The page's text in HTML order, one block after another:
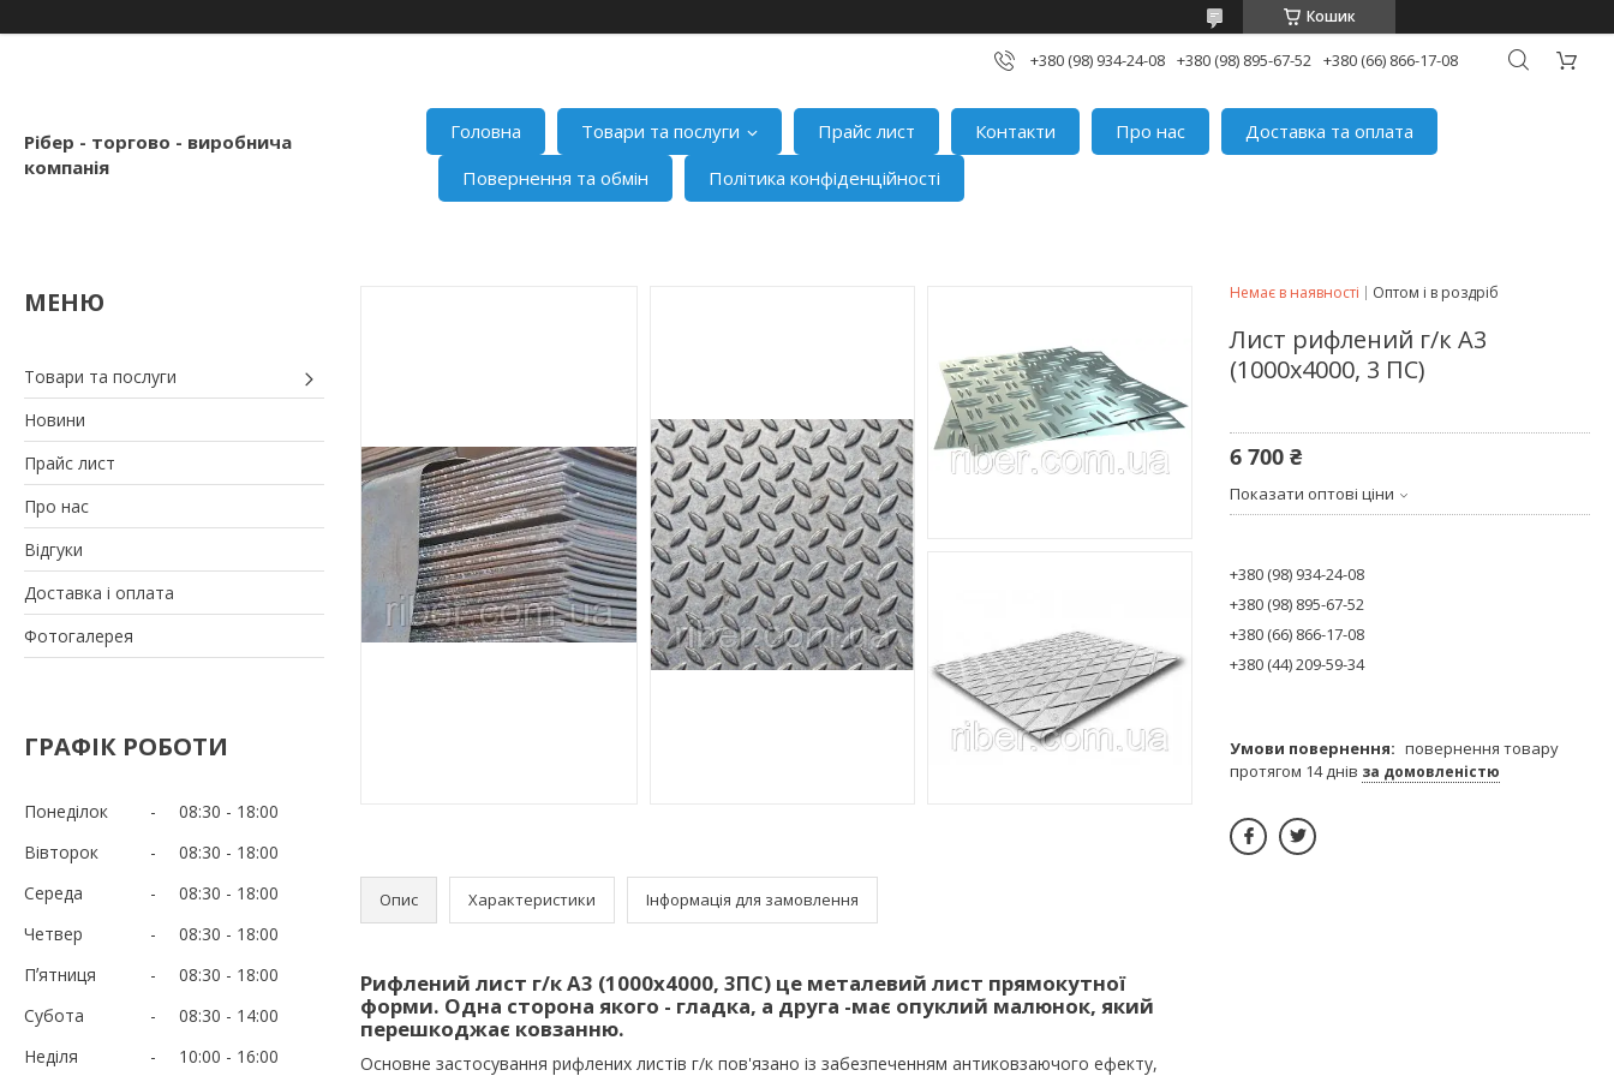
Кошик
+380 (98) 934-24-08 +380 (98) 895-67-52 +380 (66) 866-17-08
Рібер - торгово - виробнича
компанія
Головна Товари та послуги Прайс лист Контакти Про нас
Доставка та оплата
Повернення та обмін
Політика конфіденційності
Товари та послуги
Новини
Прайс лист
Про нас
Відгуки
Доставка і оплата
Фотогалерея
ГРАФІК РОБОТИ
Понеділок 08:30
18:00
Вівторок
08:30
18:00
Середа
08:30
18:00
Четвер
08:30
18:00
Пʼятниця
08:30
18:00
Субота
08:30
14:00
Неділя
10:00 16:00
Опис Характеристики Інформація для замовлення
Рифлений лист г/к А3 (1000х4000, 3ПС) це металевий лист прямокутної
форми. Одна сторона якого - гладка, а друга -має опуклий малюнок, який
перешкоджає ковзанню.
Основне застосування рифлених листів г/к пов'язано із забезпеченням антиковзаючого ефекту,
Немає в наявності Оптом і в роздріб
Лист рифлений г/к А3
(1000х4000, 3 ПС)
6 700 ₴
Показати оптові ціни
+380 (98) 934-24-08
+380 (98) 895-67-52
+380 (66) 866-17-08
+380 (44) 209-59-34
повернення товару
протягом 14 днів за домовленістю